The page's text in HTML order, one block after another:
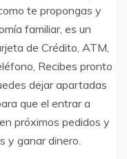
te propongas y
familiar, es un
de Crédito, ATM,
Recibes pronto
dejar apartadas
que el entrar a
próximos pedidos y
y ganar dinero.